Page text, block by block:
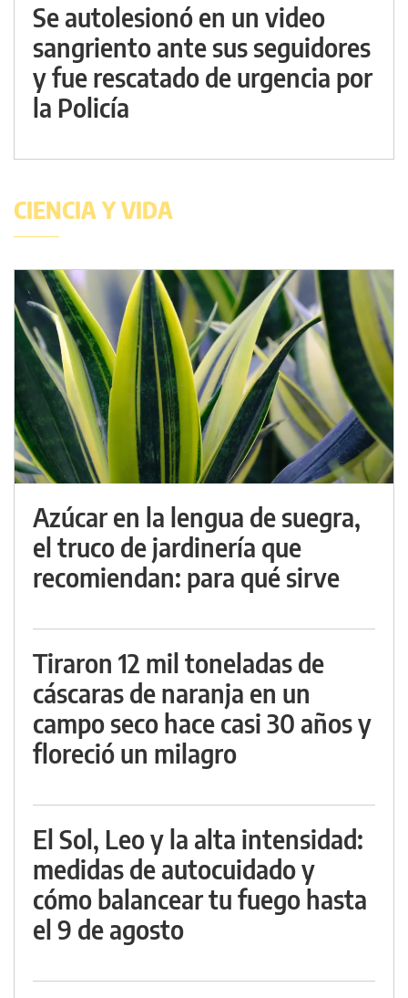
Se autolesionó en un video
sangriento ante sus seguidores
y fue rescatado de urgencia por
la Policía
CIENCIA Y VIDA
Azúcar en la lengua de suegra,
el truco de jardinería que
recomiendan: para qué sirve
Tiraron 12 mil toneladas de
cáscaras de naranja en un
campo seco hace casi 30 años y
floreció un milagro
El Sol, Leo y la alta intensidad:
medidas de autocuidado y
cómo balancear tu fuego hasta
el 9 de agosto